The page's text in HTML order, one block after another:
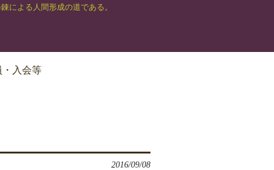
による人間形成の道である。
・入会等
2016/09/08